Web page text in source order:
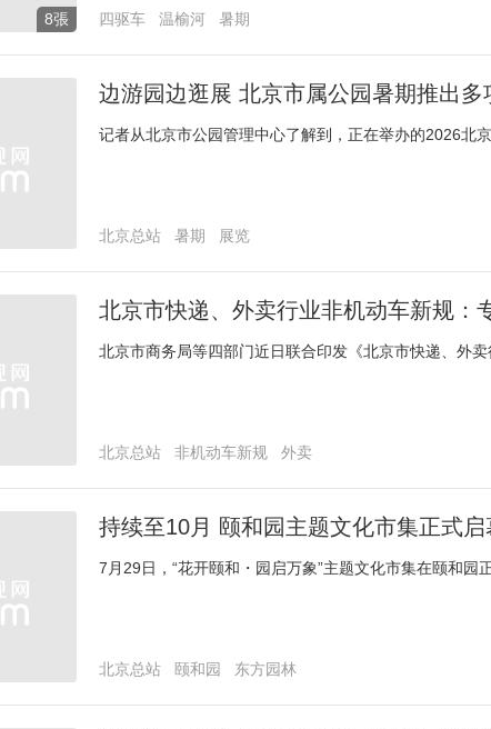
8張 四驱车 温榆河 暑期
边游园边逛展 北京市属公园暑期推出多
记者从北京市公园管理中心了解到，正在举办的2026北
北京总站 暑期 展览
北京市快递、外卖行业非机动车新规：
北京市商务局等四部门近日联合印发《北京市快递、外
北京总站 非机动车新规 外卖
持续至10月 颐和园主题文化市集正式启
7月29日，“花开颐和・园启万象”主题文化市集在颐和园
北京总站 颐和园 东方园林